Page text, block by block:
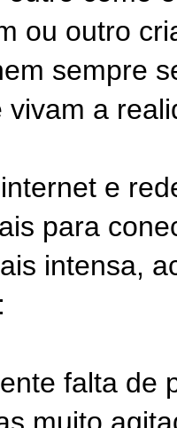
ou outro
sempre
vivam a
e
para
intensa,
falta de
muito